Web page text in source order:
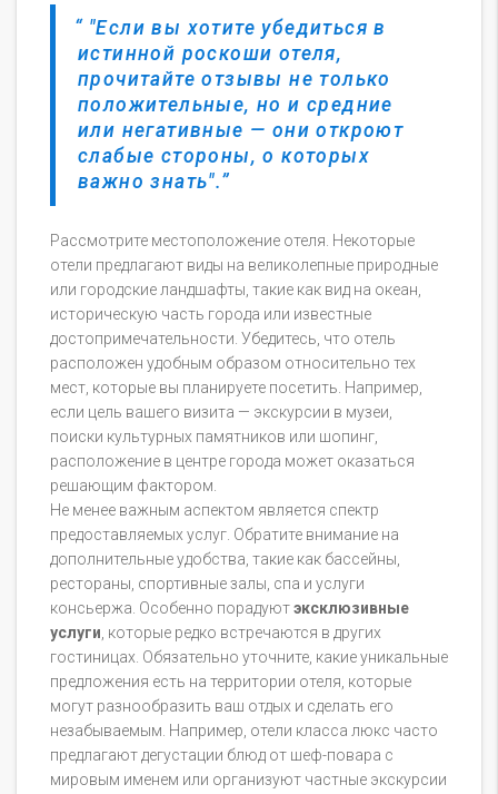
"Если вы хотите убедиться в
истинной роскоши отеля,
прочитайте отзывы не только
положительные, но и средние
или негативные — они откроют
слабые стороны, о которых
важно знать".
Рассмотрите местоположение отеля. Некоторые
отели предлагают виды на великолепные природные
или городские ландшафты, такие как вид на океан,
историческую часть города или известные
достопримечательности. Убедитесь, что отель
расположен удобным образом относительно тех
мест, которые вы планируете посетить. Например,
если цель вашего визита — экскурсии в музеи,
поиски культурных памятников или шопинг,
расположение в центре города может оказаться
решающим фактором.
Не менее важным аспектом является спектр
предоставляемых услуг. Обратите внимание на
дополнительные удобства, такие как бассейны,
рестораны, спортивные залы, спа и услуги
консьержа. Особенно порадуютэксклюзивные
услуги , которые редко встречаются в других
гостиницах. Обязательно уточните, какие уникальные
предложения есть на территории отеля, которые
могут разнообразить ваш отдых и сделать его
незабываемым. Например, отели класса люкс часто
предлагают дегустации блюд от шеф-повара с
мировым именем или организуют частные экскурсии